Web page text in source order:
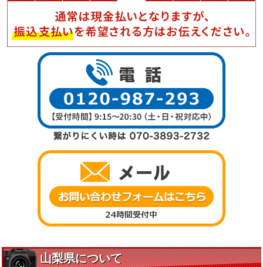
山梨県について